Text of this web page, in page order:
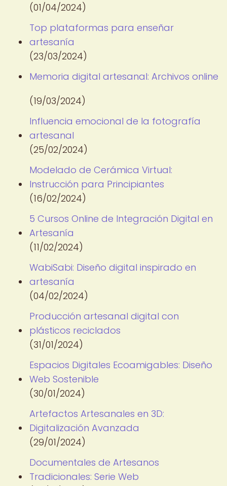
(01/04/2024)
Top plataformas para enseñar
artesanía
(23/03/2024)
Memoria digital artesanal: Archivos online
(19/03/2024)
Influencia emocional de la fotografía
artesanal
(25/02/2024)
Modelado de Cerámica Virtual:
Instrucción para Principiantes
(16/02/2024)
5 Cursos Online de Integración Digital en
Artesanía
(11/02/2024)
WabiSabi: Diseño digital inspirado en
artesanía
(04/02/2024)
Producción artesanal digital con
plásticos reciclados
(31/01/2024)
Espacios Digitales Ecoamigables: Diseño
Web Sostenible
(30/01/2024)
Artefactos Artesanales en 3D:
Digitalización Avanzada
(29/01/2024)
Documentales de Artesanos
Tradicionales: Serie Web